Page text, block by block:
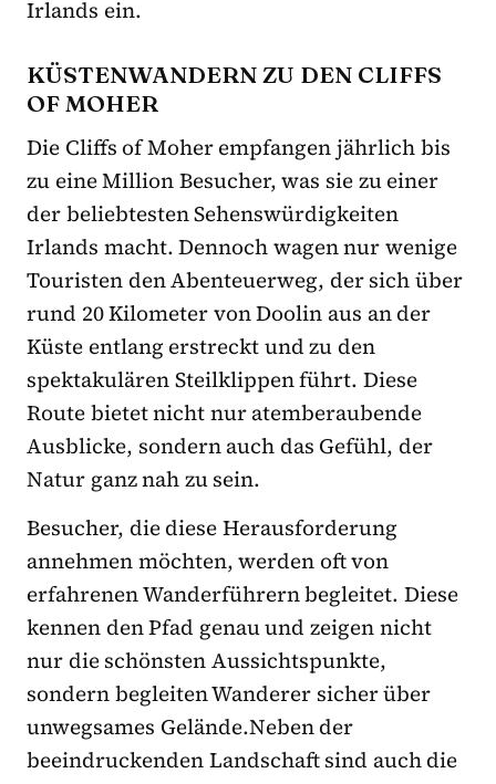
Irlands ein.
KÜSTENWANDERN ZU DEN CLIFFS
OF MOHER
Die Cliffs of Moher empfangen jährlich bis
zu eine Million Besucher, was sie zu einer
der beliebtesten Sehenswürdigkeiten
Irlands macht. Dennoch wagen nur wenige
Touristen den Abenteuerweg, der sich über
rund 20 Kilometer von Doolin aus an der
Küste entlang erstreckt und zu den
spektakulären Steilklippen führt. Diese
Route bietet nicht nur atemberaubende
Ausblicke, sondern auch das Gefühl, der
Natur ganz nah zu sein.
Besucher, die diese Herausforderung
annehmen möchten, werden oft von
erfahrenen Wanderführern begleitet. Diese
kennen den Pfad genau und zeigen nicht
nur die schönsten Aussichtspunkte,
sondern begleiten Wanderer sicher über
unwegsames Gelände.Neben der
beeindruckenden Landschaft sind auch die